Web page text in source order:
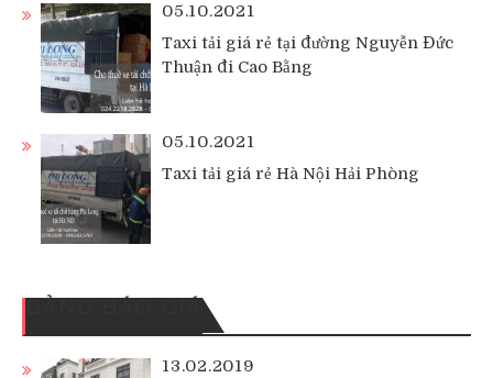
05.10.2021
Taxi tải giá rẻ tại đường Nguyễn Đức
Thuận đi Cao Bằng
05.10.2021
Taxi tải giá rẻ Hà Nội Hải Phòng
BẢNG BÁO GIÁ
13.02.2019